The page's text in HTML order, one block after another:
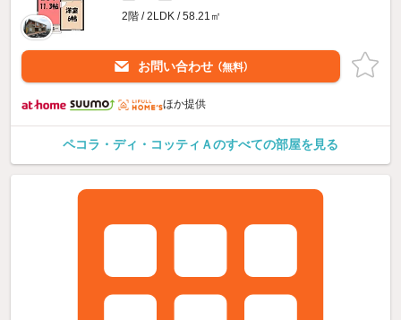
2階 / 2LDK / 58.21㎡
お問い合わせ （無料）
ほか提供
ペコラ・ディ・コッティＡのすべての部屋を見る